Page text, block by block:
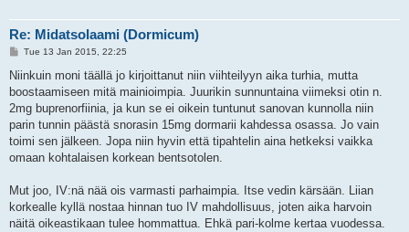
Re: Midatsolaami (Dormicum)
P
s
Tue 13 Jan 2015, 22:25
Niinkuin moni täällä jo kirjoittanut niin viihteilyyn aika turhia, mutta
boostaamiseen mitä mainioimpia. Juurikin sunnuntaina viimeksi otin n.
2mg buprenorfiinia, ja kun se ei oikein tuntunut sanovan kunnolla niin
parin tunnin päästä snorasin 15mg dormarii kahdessa osassa. Jo vain
toimi sen jälkeen. Jopa niin hyvin että tipahtelin aina hetkeksi vaikka
omaan kohtalaisen korkean bentsotolen.
Mut joo, IV:nä nää ois varmasti parhaimpia. Itse vedin kärsään. Liian
korkealle kyllä nostaa hinnan tuo IV mahdollisuus, joten aika harvoin
näitä oikeastikaan tulee hommattua. Ehkä pari-kolme kertaa vuodessa.